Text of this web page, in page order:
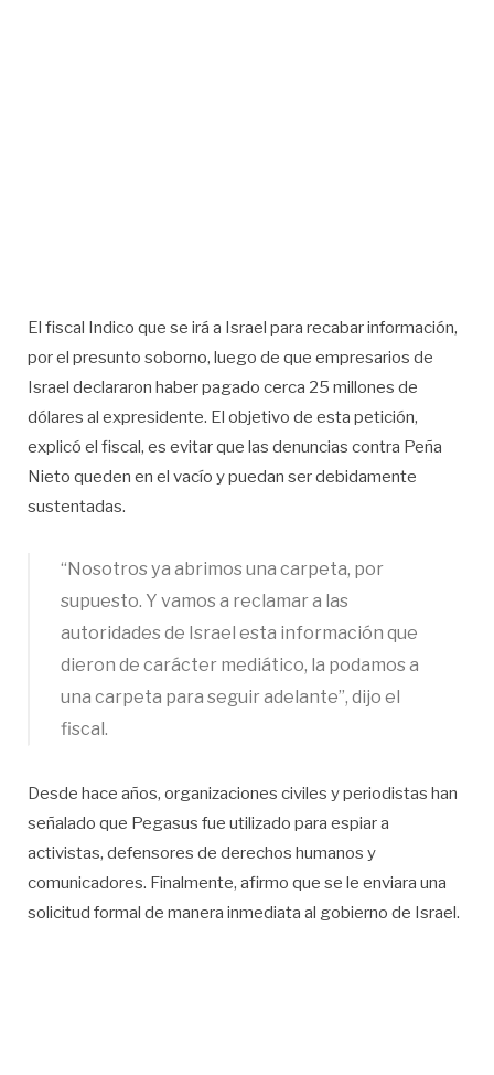
El fiscal Indico que se irá a Israel para recabar información,
por el presunto soborno, luego de que empresarios de
Israel declararon haber pagado cerca 25 millones de
dólares al expresidente. El objetivo de esta petición,
explicó el fiscal, es evitar que las denuncias contra Peña
Nieto queden en el vacío y puedan ser debidamente
sustentadas.
“Nosotros ya abrimos una carpeta, por
supuesto. Y vamos a reclamar a las
autoridades de Israel esta información que
dieron de carácter mediático, la podamos a
una carpeta para seguir adelante”, dijo el
fiscal.
Desde hace años, organizaciones civiles y periodistas han
señalado que Pegasus fue utilizado para espiar a
activistas, defensores de derechos humanos y
comunicadores. Finalmente, afirmo que se le enviara una
solicitud formal de manera inmediata al gobierno de Israel.